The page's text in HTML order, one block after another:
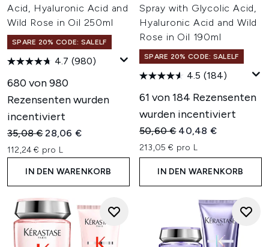
Acid, Hyaluronic Acid and
Wild Rose in Oil 250ml
SPARE 20% CODE: SALELF
4.7 (980)
680 von 980
Rezensenten wurden
incentiviert
Unverbindliche Preisempfehlung:
35,08 €Aktueller Preis:
28,06 €
112,24 € pro L
IN DEN WARENKORB
Spray with Glycolic Acid,
Hyaluronic Acid and Wild
Rose in Oil 190ml
SPARE 20% CODE: SALELF
4.5 (184)
61 von 184 Rezensenten
wurden incentiviert
Unverbindliche
50,60 € Aktueller Preis:
40,48 €
213,05 € pro L
IN DEN WARENKORB